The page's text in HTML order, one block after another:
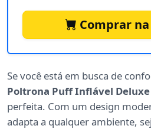
Comprar
Se você está em busca de
Poltrona Puff Inflável
perfeita. Com um design
adapta a qualquer ambiente,